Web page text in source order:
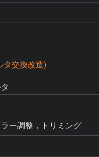
タ交換改造)
ー調整，トリミング